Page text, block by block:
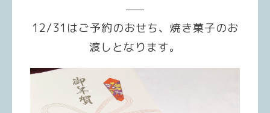
12/31はご予約のおせち、焼き菓子のお
渡しとなります。